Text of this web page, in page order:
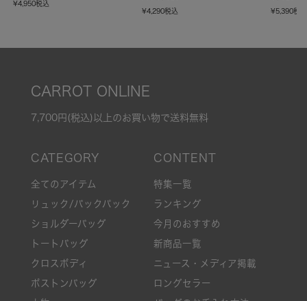
¥4,950税込
¥4,290税込 ¥5,390税込
CARROT ONLINE
7,700円(税込)以上のお買い物で送料無料
全てのアイテム
リュック/バックパック
ショルダーバッグ
トートバッグ
クロスボディ
ボストンバッグ
特集一覧
ランキング
今月のおすすめ
新商品一覧
ニュース・メディア掲載
ロングセラー